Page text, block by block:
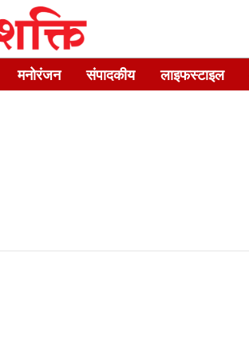
मनोरंजन संपादकीय लाइफस्टाइल